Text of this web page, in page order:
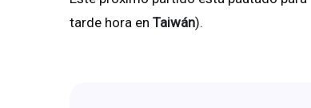
tarde hora en Taiwán).